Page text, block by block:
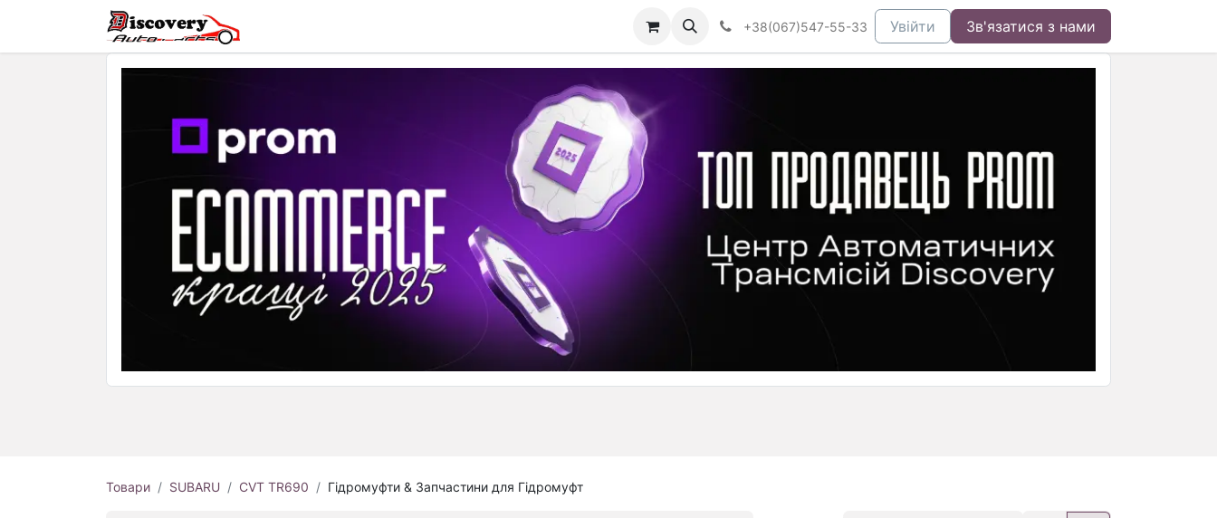
+38(067)547-55-33 Увійти Зв'язатися з нами
Товари SUBARU CVT TR690 Гідромуфти & Запчастини для Гідромуфт